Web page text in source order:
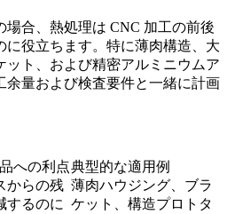
合、熱処理は CNC 加工の前後
に役立ちます。特に薄肉構造、大
ット、および精密アルミニウムア
余量および検査要件と一緒に計画
への利点典型的な適用例
からの残
するのに
薄肉ハウジング、ブラ
ケット、構造プロトタ